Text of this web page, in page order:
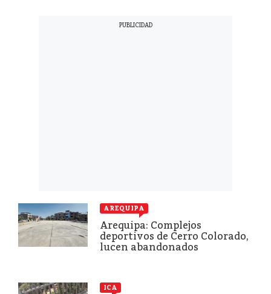
AREQUIPA
Arequipa: Complejos
deportivos de Cerro Colorado,
lucen abandonados
ICA